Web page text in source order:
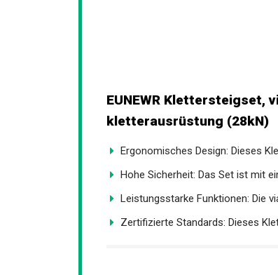
EUNEWR Klettersteigset,
kletterausrüstung (28kN)
Ergonomisches Design: Dieses
Hohe Sicherheit: Das Set ist mit
Leistungsstarke Funktionen: Die
Zertifizierte Standards: Dieses